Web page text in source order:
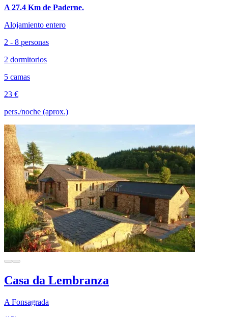
A 27.4 Km de Paderne.
Alojamiento entero
2 - 8 personas
2 dormitorios
5 camas
23 €
pers./noche (aprox.)
Casa da Lembranza
A Fonsagrada